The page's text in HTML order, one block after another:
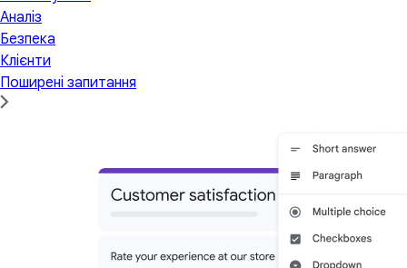
Аналіз
Безпека
Клієнти
Поширені запитання